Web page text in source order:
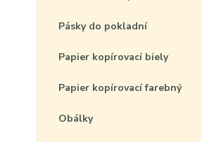
Pásky do pokladní
Papier kopírovací biely
Papier kopírovací farebný
Obálky